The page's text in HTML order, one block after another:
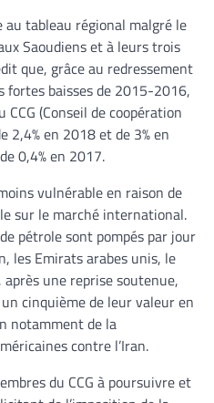
au tableau régional malgré le
Saoudiens et à leurs trois
que, grâce au redressement
fortes baisses de 2015-2016,
CCG (Conseil de coopération
2,4% en 2018 et de 3% en
0,4% en 2017.
vulnérable en raison de
sur le marché international.
pétrole sont pompés par jour
les Emirats arabes unis, le
une reprise soutenue,
cinquième de leur valeur en
notamment de la
contre l’Iran.
du CCG à poursuivre et